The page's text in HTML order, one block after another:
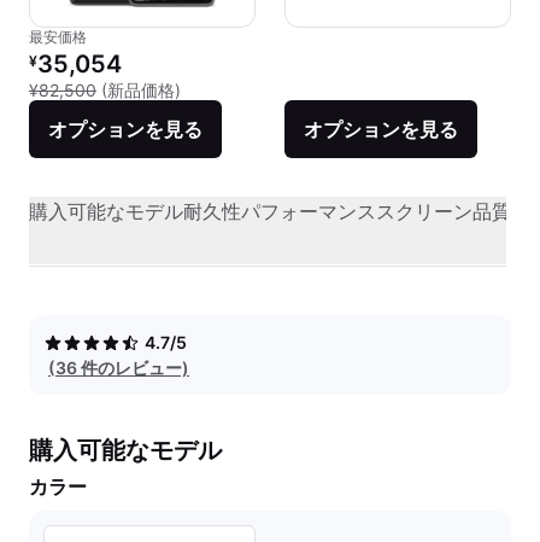
最安価格
リファービッシュ品の価格：
¥35,054
¥82,500 (新品価格)
オプションを見る オプションを見る
購入可能なモデル耐久性パフォーマンススクリーン品質
4.7/5
(36 件のレビュー)
購入可能なモデル
カラー